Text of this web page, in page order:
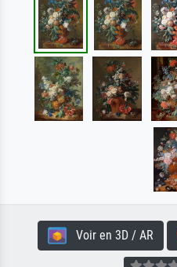
Voir en 3D / AR